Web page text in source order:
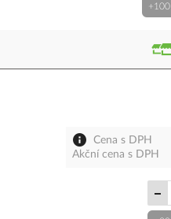
+100
Cena s DPH
Akční cena s DPH